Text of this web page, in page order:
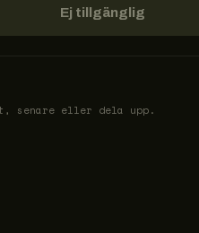
Ej tillgänglig
senare eller dela upp.